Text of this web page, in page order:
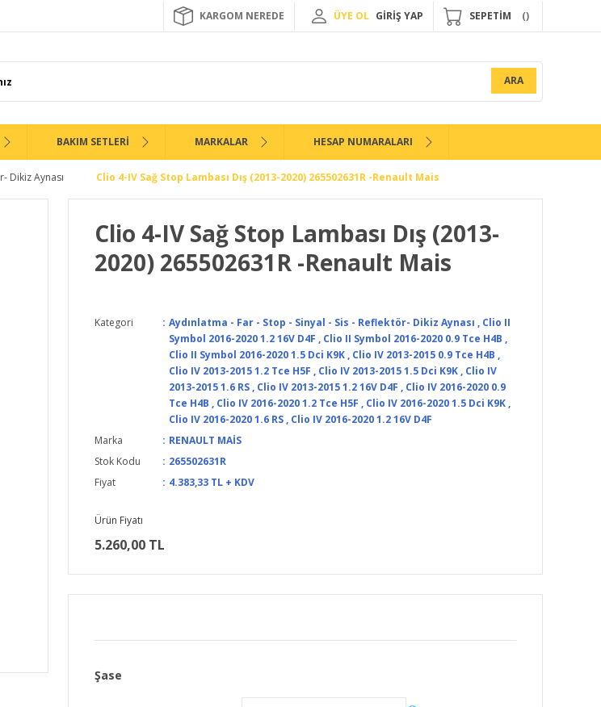
KARGOM NEREDE ÜYE OL GİRİŞ YAP SEPETİM
ARA
BAKIM SETLERİ MARKALAR HESAP NUMARALARI
Dikiz Aynası Clio 4-IV Sağ Stop Lambası Dış (2013-2020) 265502631R -Renault Mais
Clio 4-IV Sağ Stop Lambası Dış (2013-
2020) 265502631R -Renault Mais
Kategori Aydınlatma - Far - Stop - Sinyal - Sis - Reflektör- Dikiz Aynası , Clio II
Symbol 2016-2020 1.2 16V D4F , Clio II Symbol 2016-2020 0.9 Tce H4B ,
Clio II Symbol 2016-2020 1.5 Dci K9K , Clio IV 2013-2015 0.9 Tce H4B ,
Clio IV 2013-2015 1.2 Tce H5F , Clio IV 2013-2015 1.5 Dci K9K , Clio IV
2013-2015 1.6 RS , Clio IV 2013-2015 1.2 16V D4F , Clio IV 2016-2020 0.9
Tce H4B , Clio IV 2016-2020 1.2 Tce H5F , Clio IV 2016-2020 1.5 Dci K9K ,
Clio IV 2016-2020 1.6 RS , Clio IV 2016-2020 1.2 16V D4F
Marka
RENAULT MAİS
Stok Kodu
265502631R
Fiyat
4.383,33 TL + KDV
Ürün Fiyatı
5.260,00 TL
Şase